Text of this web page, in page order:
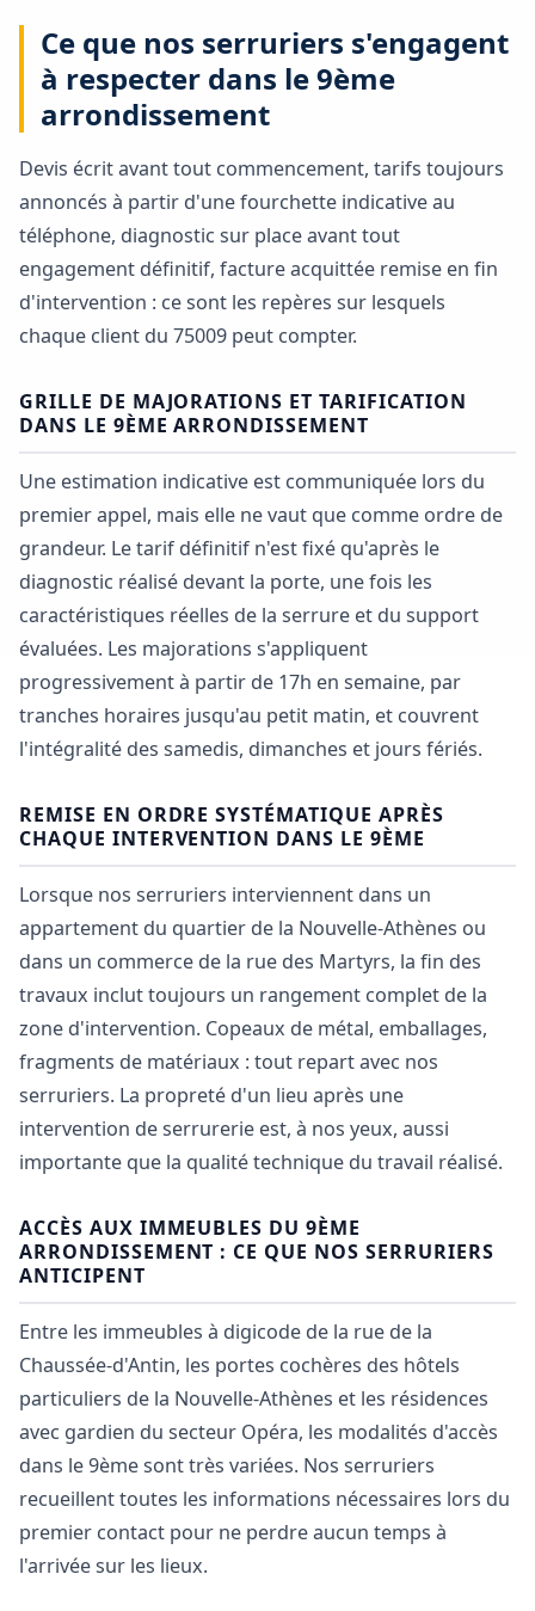
Ce que nos serruriers s'engagent
à respecter dans le 9ème
arrondissement
Devis écrit avant tout commencement, tarifs toujours
annoncés à partir d'une fourchette indicative au
téléphone, diagnostic sur place avant tout
engagement définitif, facture acquittée remise en fin
d'intervention : ce sont les repères sur lesquels
chaque client du 75009 peut compter.
GRILLE DE MAJORATIONS ET TARIFICATION
DANS LE 9ÈME ARRONDISSEMENT
Une estimation indicative est communiquée lors du
premier appel, mais elle ne vaut que comme ordre de
grandeur. Le tarif définitif n'est fixé qu'après le
diagnostic réalisé devant la porte, une fois les
caractéristiques réelles de la serrure et du support
évaluées. Les majorations s'appliquent
progressivement à partir de 17h en semaine, par
tranches horaires jusqu'au petit matin, et couvrent
l'intégralité des samedis, dimanches et jours fériés.
REMISE EN ORDRE SYSTÉMATIQUE APRÈS
CHAQUE INTERVENTION DANS LE 9ÈME
Lorsque nos serruriers interviennent dans un
appartement du quartier de la Nouvelle-Athènes ou
dans un commerce de la rue des Martyrs, la fin des
travaux inclut toujours un rangement complet de la
zone d'intervention. Copeaux de métal, emballages,
fragments de matériaux : tout repart avec nos
serruriers. La propreté d'un lieu après une
intervention de serrurerie est, à nos yeux, aussi
importante que la qualité technique du travail réalisé.
ACCÈS AUX IMMEUBLES DU 9ÈME
ARRONDISSEMENT : CE QUE NOS SERRURIERS
ANTICIPENT
Entre les immeubles à digicode de la rue de la
Chaussée-d'Antin, les portes cochères des hôtels
particuliers de la Nouvelle-Athènes et les résidences
avec gardien du secteur Opéra, les modalités d'accès
dans le 9ème sont très variées. Nos serruriers
recueillent toutes les informations nécessaires lors du
premier contact pour ne perdre aucun temps à
l'arrivée sur les lieux.